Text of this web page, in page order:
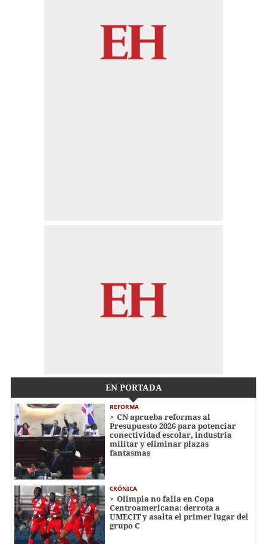
EN PORTADA
REFORMA
CN aprueba reformas al
Presupuesto 2026 para potenciar
conectividad escolar, industria
militar y eliminar plazas
fantasmas
CRÓNICA
Olimpia no falla en Copa
Centroamericana: derrota a
UMECIT y asalta el primer lugar del
grupo C